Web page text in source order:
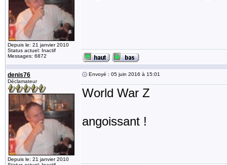
Depuis le: 21 janvier 2010
Status actuel: Inactif
Messages: 6872
denis76
Déclamateur
Depuis le: 21 janvier 2010
Envoyé : 05 juin 2016 à 15:01
World War Z
angoissant !